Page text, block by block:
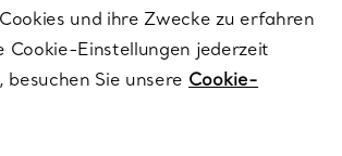
und ihre Zwecke zu erfahren
Cookie-Einstellungen jederzeit
besuchen Sie unsere Cookie-